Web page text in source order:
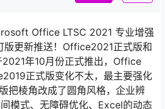
Office LTSC 2021 专业增强
版更新推送！Office2021正式版和
年10月份正式推出，Office
正式版变化不太，最主要强化
把棱角改成了圆角风格，企业辨
模式、无障碍优化、Excel的动态